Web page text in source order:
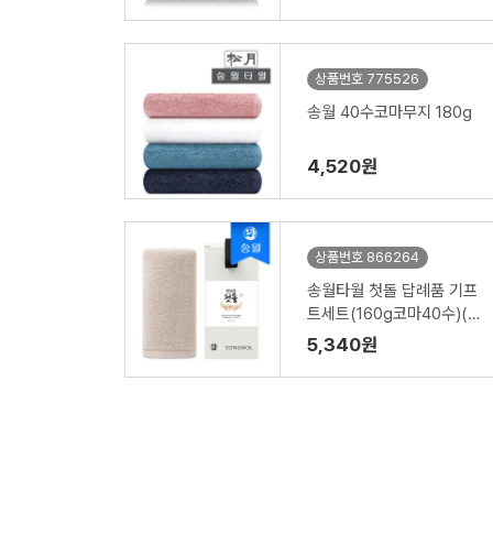
상품번호 775526
송월 40수코마무지 180g
4,520원
상품번호 866264
송월타월 첫돌 답례품 기프
트세트(160g코마40수)(전
용띠지 포함)
5,340원